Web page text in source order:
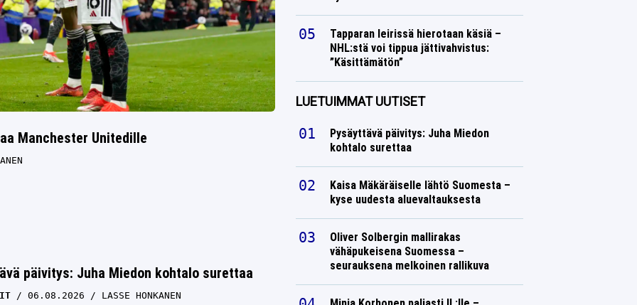
Manchester Unitedille
päivitys: Juha Miedon kohtalo surettaa
06.08.2026 LASSE HONKANEN
Tapparan leirissä hierotaan käsiä –
NHL:stä voi tippua jättivahvistus:
”Käsittämätön”
LUETUIMMAT UUTISET
Pysäyttävä päivitys: Juha Miedon
kohtalo surettaa
Kaisa Mäkäräiselle lähtö Suomesta –
kyse uudesta aluevaltauksesta
Oliver Solbergin mallirakas
vähäpukeisena Suomessa –
seurauksena melkoinen rallikuva